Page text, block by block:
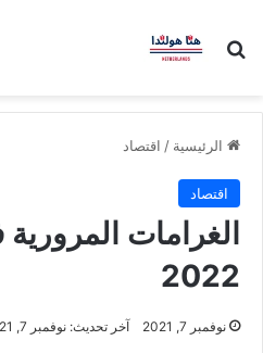
بحث عن
الرئيسية / اقتصاد
اقتصاد
الغرامات
2022
نوفمبر 7, 2021 آخر تحديث: نوفمبر 7, 2021